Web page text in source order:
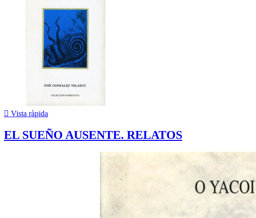
 Vista ràpida
EL SUEÑO AUSENTE. RELATOS